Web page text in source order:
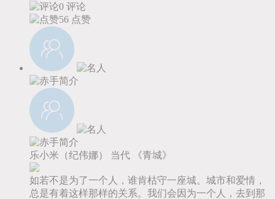
0 评论
56 点赞
乐小米（纪伟娜） 当代 《青城》
如若不是为了一个人，谁肯枯守一座城。城市和爱情，
总是有着这样那样的关系。我们会因为一个人，去到那